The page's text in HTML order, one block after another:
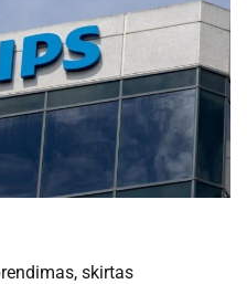
skirtas